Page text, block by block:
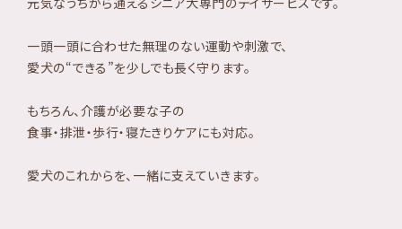
一頭一頭に合わせた無理のない運動や刺激で、
愛犬の“できる”を少しでも長く守ります。
もちろん、介護が必要な子の
食事・排泄・歩行・寝たきりケアにも対応。
愛犬のこれからを、一緒に支えていきます。